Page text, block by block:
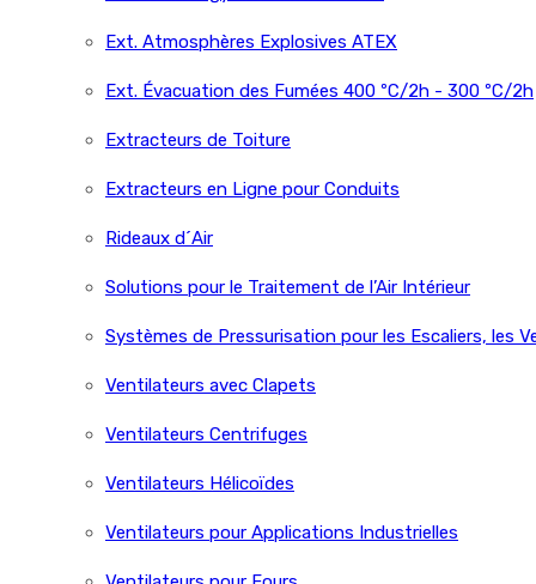
Ext. Atmosphères Explosives ATEX
Ext. Évacuation des Fumées 400 ºC/2h - 300 ºC/2h
Extracteurs de Toiture
Extracteurs en Ligne pour Conduits
Rideaux d´Air
Solutions pour le Traitement de l’Air Intérieur
Systèmes de Pressurisation pour les Escaliers, les
Ventilateurs avec Clapets
Ventilateurs Centrifuges
Ventilateurs Hélicoïdes
Ventilateurs pour Applications Industrielles